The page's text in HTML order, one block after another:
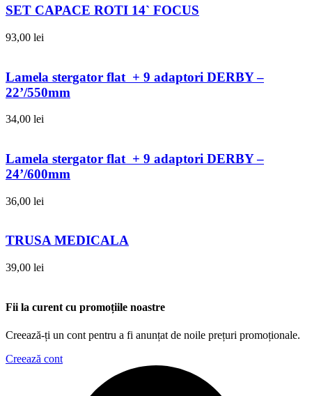
SET CAPACE ROTI 14` FOCUS
93,00 lei
Lamela stergator flat + 9 adaptori DERBY –
22’/550mm
34,00 lei
Lamela stergator flat + 9 adaptori DERBY –
24’/600mm
36,00 lei
TRUSA MEDICALA
39,00 lei
Fii la curent cu promoțiile noastre
Creează-ți un cont pentru a fi anunțat de noile prețuri promoționale.
Creează cont